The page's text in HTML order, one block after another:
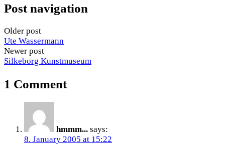
Post navigation
Older post
Ute Wassermann
Newer post
Silkeborg Kunstmuseum
1 Comment
hmmm... says:
8. January 2005 at 15:22